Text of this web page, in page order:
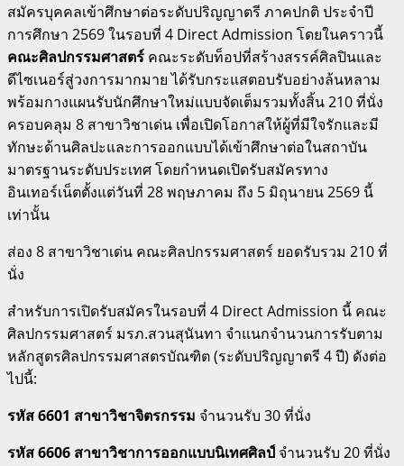
สมัครบุคคลเข้าศึกษาต่อระดับปริญญาตรี ภาคปกติ ประจำปี
การศึกษา 2569 ในรอบที่ 4 Direct Admission โดยในคราวนี้
คณะศิลปกรรมศาสตร์ คณะระดับท็อปที่สร้างสรรค์ศิลปินและ
ดีไซเนอร์สู่วงการมากมายได้รับกระแสตอบรับอย่างล้นหลาม
พร้อมกางแผนรับนักศึกษาใหม่แบบจัดเต็มรวมทั้งสิ้น 210 ที่นั่ง
ครอบคลุม 8 สาขาวิชาเด่น เพื่อเปิดโอกาสให้ผู้ที่มีใจรักและมี
ทักษะด้านศิลปะและการออกแบบได้เข้าศึกษาต่อในสถาบัน
มาตรฐานระดับประเทศโดยกำหนดเปิดรับสมัครทาง
อินเทอร์เน็ตตั้งแต่วันที่ 28 พฤษภาคม ถึง 5 มิถุนายน 2569 นี้
เท่านั้น
ส่อง 8 สาขาวิชาเด่น คณะศิลปกรรมศาสตร์ ยอดรับรวม 210 ที่
นั่ง
สำหรับการเปิดรับสมัครในรอบที่ 4 Direct Admission นี้ คณะ
ศิลปกรรมศาสตร์ มรภ.สวนสุนันทา จำแนกจำนวนการรับตาม
หลักสูตรศิลปกรรมศาสตรบัณฑิต (ระดับปริญญาตรี 4 ปี) ดังต่อ
ไปนี้:
รหัส 6601 สาขาวิชาจิตรกรรม จำนวนรับ 30 ที่นั่ง
รหัส 6606 สาขาวิชาการออกแบบนิเทศศิลป์ จำนวนรับ 20 ที่นั่ง